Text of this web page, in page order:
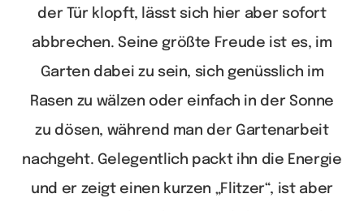
der Tür klopft, lässt sich hier aber sofort
abbrechen. Seine größte Freude ist es, im
Garten dabei zu sein, sich genüsslich im
Rasen zu wälzen oder einfach in der Sonne
zu dösen, während man der Gartenarbeit
nachgeht. Gelegentlich packt ihn die Energie
und er zeigt einen kurzen „Flitzer“, ist aber